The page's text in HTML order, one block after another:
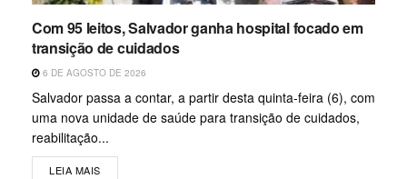
Com 95 leitos, Salvador ganha hospital focado em
transição de cuidados
6 DE AGOSTO DE 2026
Salvador passa a contar, a partir desta quinta-feira (6), com
uma nova unidade de saúde para transição de cuidados,
reabilitação...
LEIA MAIS